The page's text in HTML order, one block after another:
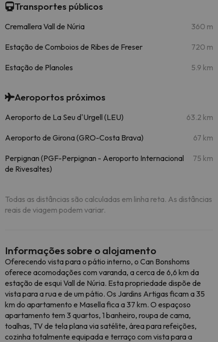
Transportes públicos
Cremallera Vall de Núria 360 m
Estação de Comboios de Ribes de Freser 720 m
Estação de Planoles 5.9 km
Aeroportos próximos
Aeroporto de La Seu d'Urgell (LEU) 63.2 km
Aeroporto de Girona (GRO-Costa Brava) 67 km
Perpignan (PGF-Perpignan - Aeroporto Internacional
de Rivesaltes)
75 km
Todas as distâncias são calculadas em linha reta. As distâncias
reais de viagem podem variar.
Informações sobre o alojamento
Oferecendo vista para o pátio interno, o Can Bonshoms
oferece acomodações com varanda, a cerca de 6,6 km da
estação de esqui Vall de Núria. Esta propriedade dispõe de
vista para a rua e de um pátio. Os Jardins Artigas ficam a 35
km do apartamento e Masella fica a 37 km. O espaçoso
apartamento tem 3 quartos, 1 banheiro, roupa de cama,
toalhas, TV de tela plana via satélite, área para refeições,
cozinha totalmente equipada e terraço com vista para a